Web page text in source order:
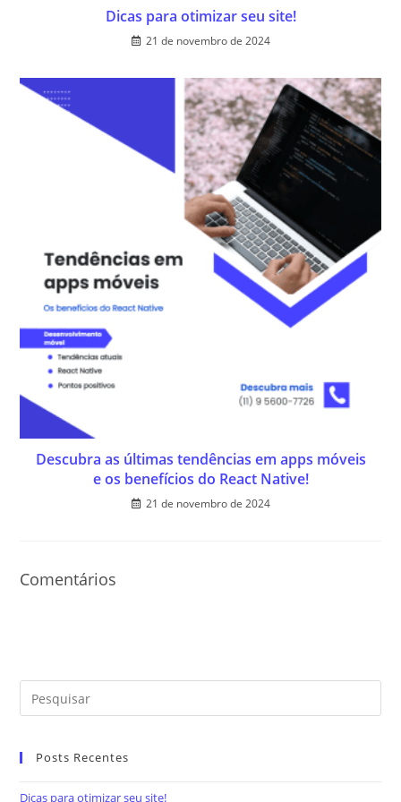
Dicas para otimizar seu site!
21 de novembro de 2024
Descubra as últimas tendências em apps móveis
e os benefícios do React Native!
21 de novembro de 2024
Comentários
Posts Recentes
Dicas para otimizar seu site!